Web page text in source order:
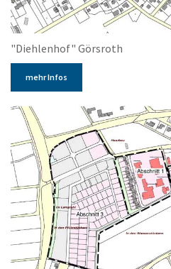
"Diehlenhof" Görsroth
mehr Infos